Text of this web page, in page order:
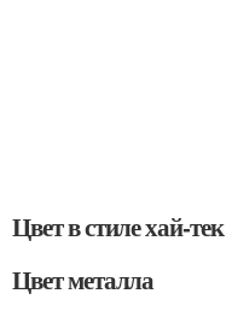
Цвет в стиле хай-тек
Цвет металла